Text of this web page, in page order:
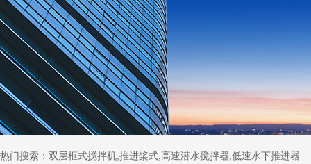
热门搜索：双层框式搅拌机,推进桨式,高速潜水搅拌器,低速水下推进器